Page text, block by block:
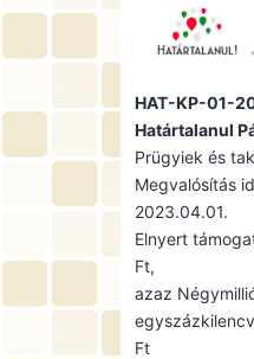
HAT-KP-01-
Határtalanul
Prügyiek és
Megvalósítás
2023.04.01.
Elnyert
Ft,
azaz
Ft